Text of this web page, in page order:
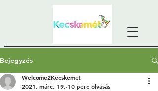
Bejegyzés
Welcome2Kecskemet
2021. márc. 19. 10 perc olvasás